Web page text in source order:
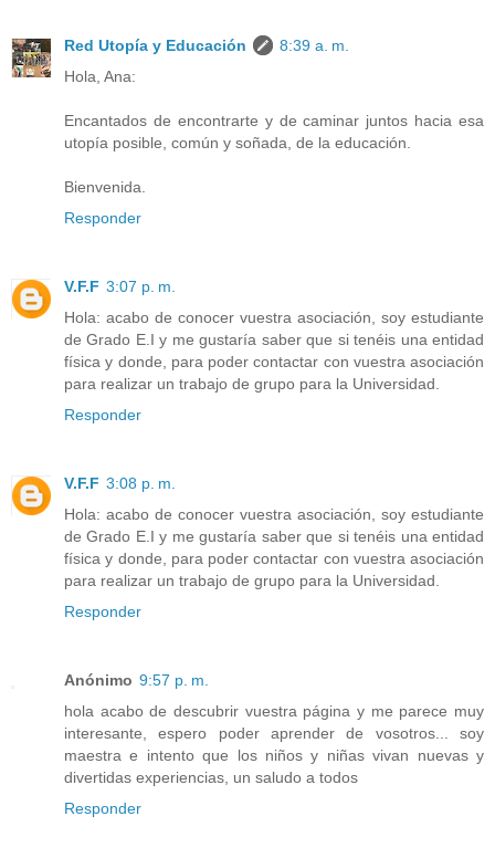
Red Utopía y Educación
8:39 a. m.
Hola, Ana:
Encantados de encontrarte y de caminar juntos hacia esa
utopía posible, común y soñada, de la educación.
Bienvenida.
Responder
V.F.F 3:07 p. m.
Hola: acabo de conocer vuestra asociación, soy estudiante
de Grado E.I y me gustaría saber que si tenéis una entidad
física y donde, para poder contactar con vuestra asociación
para realizar un trabajo de grupo para la Universidad.
Responder
V.F.F 3:08 p. m.
Hola: acabo de conocer vuestra asociación, soy estudiante
de Grado E.I y me gustaría saber que si tenéis una entidad
física y donde, para poder contactar con vuestra asociación
para realizar un trabajo de grupo para la Universidad.
Responder
Anónimo 9:57 p. m.
hola acabo de descubrir vuestra página y me parece muy
interesante, espero poder aprender de vosotros... soy
maestra e intento que los niños y niñas vivan nuevas y
divertidas experiencias, un saludo a todos
Responder